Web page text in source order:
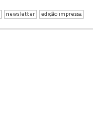
newsletter edição impressa